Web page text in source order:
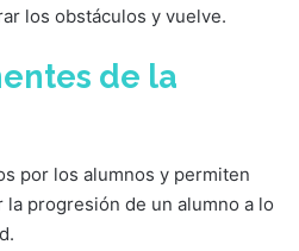
los obstáculos y vuelve.
de la
por los alumnos y permiten
progresión de un alumno a lo